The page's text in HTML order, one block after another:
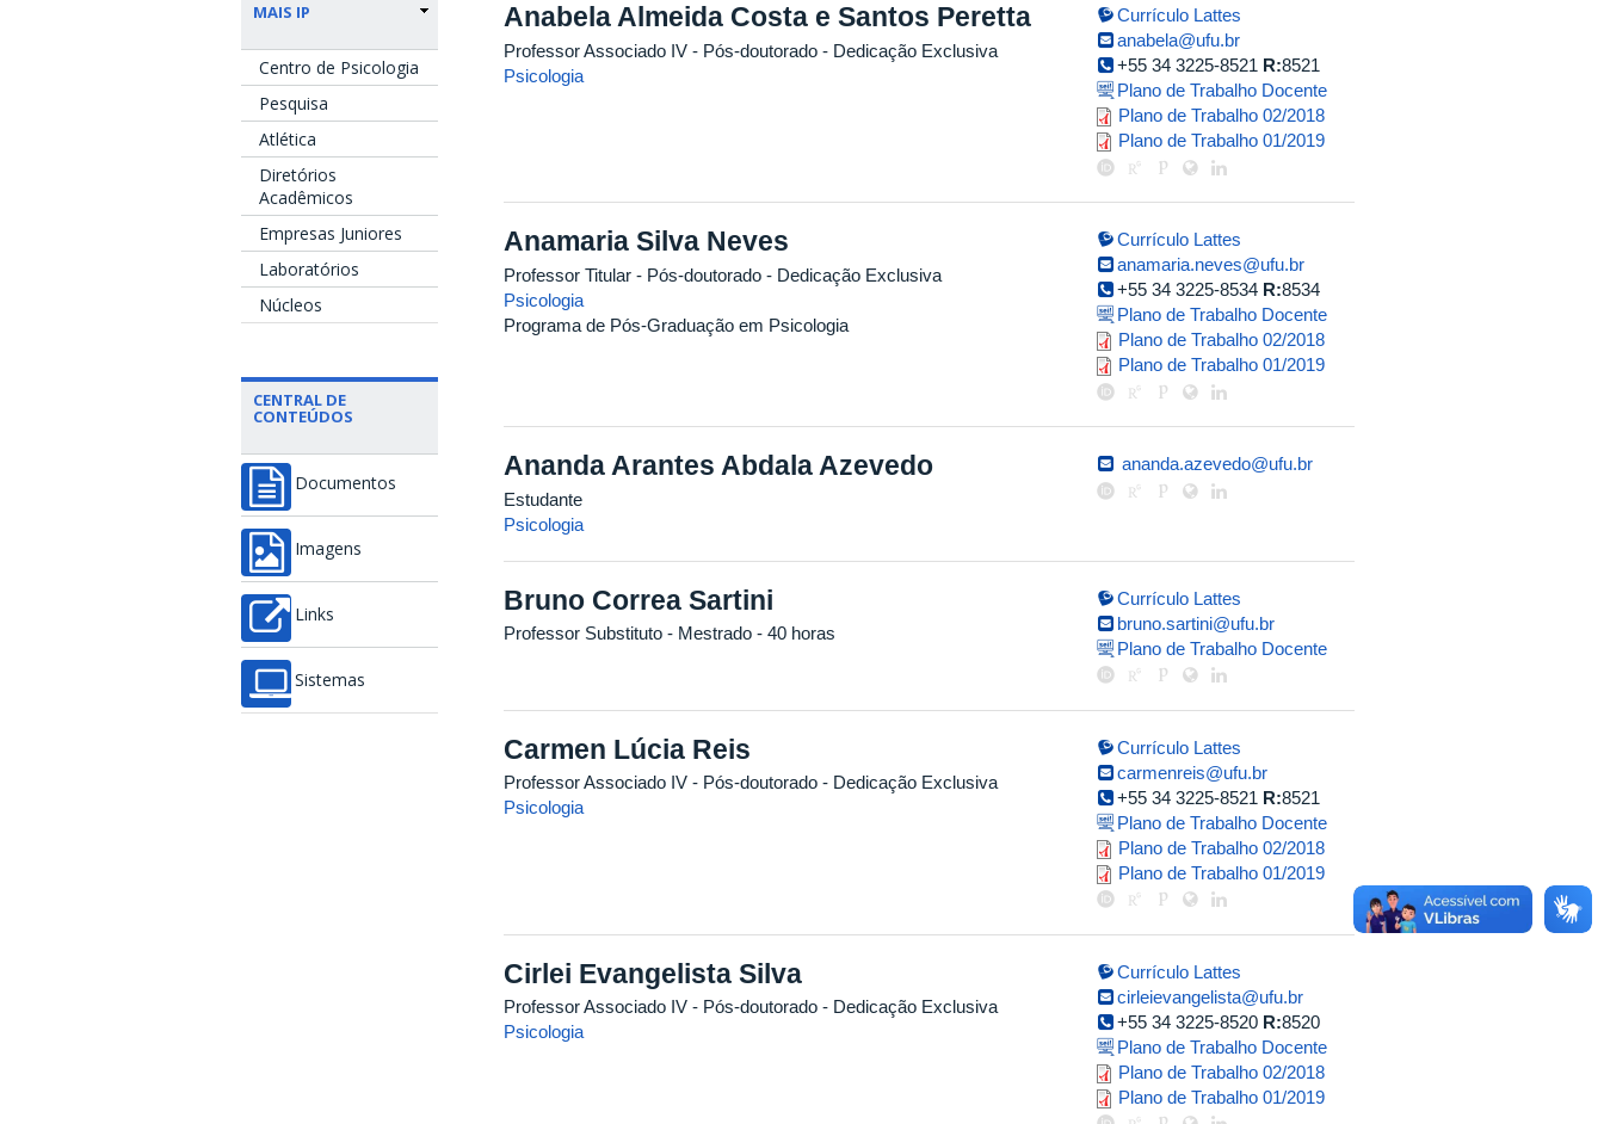
MAIS IP
Centro de Psicologia
Pesquisa
Atlética
Diretórios
Acadêmicos
Empresas Juniores
Laboratórios
Núcleos
CENTRAL DE
CONTEÚDOS
Documentos
Imagens
Links
Sistemas
Anabela Almeida Costa e Santos Peretta
Professor Associado IV - Pós-doutorado - Dedicação Exclusiva
Psicologia
Currículo Lattes
anabela@ufu.br
+55 34 3225-8521 R:8521
Plano de Trabalho Docente
plano_2018_2.pdf
Plano de Trabalho 02/2018
Plano de Trabalho 01/2019
Anamaria Silva Neves
Professor Titular - Pós-doutorado - Dedicação Exclusiva
Psicologia
Programa de Pós-Graduação em Psicologia
Currículo Lattes
anamaria.neves@ufu.br
+55 34 3225-8534 R:8534
Plano de Trabalho Docente
anamaria.pdf
Plano de Trabalho 02/2018
anamaria.pdf
Plano de Trabalho 01/2019
Ananda Arantes Abdala Azevedo
Estudante
Psicologia
ananda.azevedo@ufu.br
Bruno Correa Sartini
Professor Substituto - Mestrado - 40 horas
Currículo Lattes
bruno.sartini@ufu.br
Plano de Trabalho Docente
Carmen Lúcia Reis
Professor Associado IV - Pós-doutorado - Dedicação Exclusiva
Psicologia
Currículo Lattes
carmenreis@ufu.br
+55 34 3225-8521 R:8521
Plano de Trabalho Docente
Plano de Trabalho 02/2018
Plano de Trabalho 01/2019
Cirlei Evangelista Silva
Professor Associado IV - Pós-doutorado - Dedicação Exclusiva
Psicologia
Currículo Lattes
cirleievangelista@ufu.br
+55 34 3225-8520 R:8520
Plano de Trabalho Docente
Plano de Trabalho 02/2018
Plano de Trabalho 01/2019